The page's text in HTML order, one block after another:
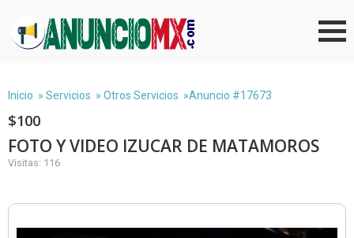
Inicio » Servicios » Otros Servicios »Anuncio #17673
$100
FOTO Y VIDEO IZUCAR DE MATAMOROS
Visitas: 116